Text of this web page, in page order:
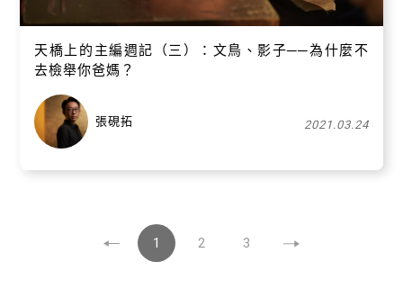
天橋上的主編週記（三）：文鳥、影子──為什麼不
去檢舉你爸媽？
張硯拓 2021.03.24
1 2 3